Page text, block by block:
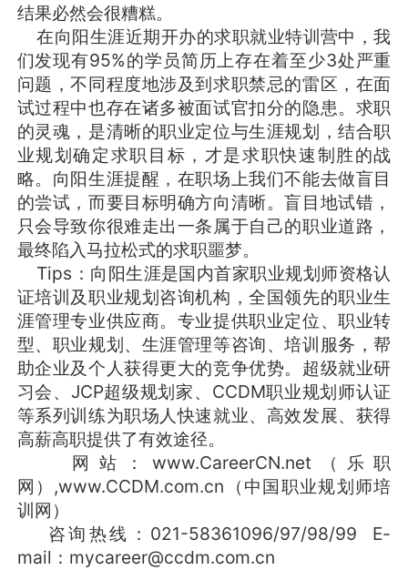
结果必然会很糟糕。
在向阳生涯近期开办的求职就业特训营中，我
们发现有95%的学员简历上存在着至少3处严重
问题，不同程度地涉及到求职禁忌的雷区，在面
试过程中也存在诸多被面试官扣分的隐患。求职
的灵魂，是清晰的职业定位与生涯规划，结合职
业规划确定求职目标，才是求职快速制胜的战
略。向阳生涯提醒，在职场上我们不能去做盲目
的尝试，而要目标明确方向清晰。盲目地试错，
只会导致你很难走出一条属于自己的职业道路，
最终陷入马拉松式的求职噩梦。
Tips：向阳生涯是国内首家职业规划师资格认
证培训及职业规划咨询机构，全国领先的职业生
涯管理专业供应商。专业提供职业定位、职业转
型、职业规划、生涯管理等咨询、培训服务，帮
助企业及个人获得更大的竞争优势。超级就业研
习会、JCP超级规划家、CCDM职业规划师认证
等系列训练为职场人快速就业、高效发展、获得
高薪高职提供了有效途径。
网站：www.CareerCN.net（乐职
网）,www.CCDM.com.cn（中国职业规划师培
训网）
咨询热线：021-58361096/97/98/99 E-
mail：mycareer@ccdm.com.cn